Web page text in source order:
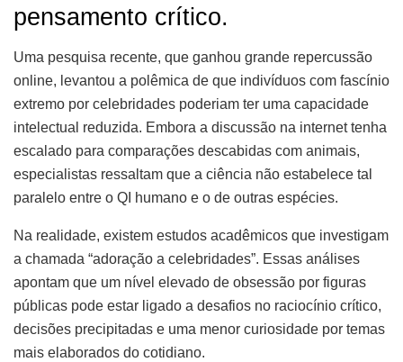
pensamento crítico.
Uma pesquisa recente, que ganhou grande repercussão
online, levantou a polêmica de que indivíduos com fascínio
extremo por celebridades poderiam ter uma capacidade
intelectual reduzida. Embora a discussão na internet tenha
escalado para comparações descabidas com animais,
especialistas ressaltam que a ciência não estabelece tal
paralelo entre o QI humano e o de outras espécies.
Na realidade, existem estudos acadêmicos que investigam
a chamada “adoração a celebridades”. Essas análises
apontam que um nível elevado de obsessão por figuras
públicas pode estar ligado a desafios no raciocínio crítico,
decisões precipitadas e uma menor curiosidade por temas
mais elaborados do cotidiano.